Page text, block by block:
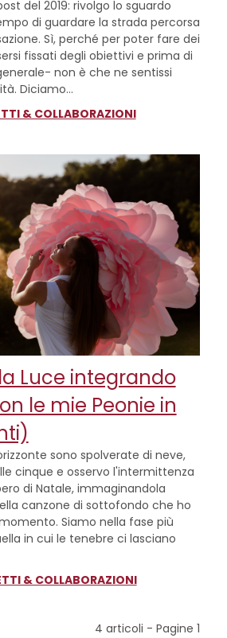
del 2019: rivolgo lo sguardo
di guardare la strada percorsa
Sì, perché per poter fare dei
fissati degli obiettivi e prima di
non è che ne sentissi
Diciamo...
& COLLABORAZIONI
Luce integrando
le mie Peonie in
sono spolverate di neve,
cinque e osservo l'intermittenza
di Natale, immaginandola
canzone di sottofondo che ho
Siamo nella fase più
in cui le tenebre ci lasciano
& COLLABORAZIONI
4 articoli - Pagine1